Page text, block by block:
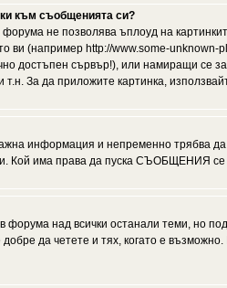
към съобщенията си?
не позволява ъплоуд на
ви (например http://www.some-
достъпен сървър!), или намиращи се
За да приложите картинка,
информация и непременно трябва да
Кой има права да пуска СЪОБЩЕНИЯ се
форума над всички останали теми,
да четете и тях, когато е